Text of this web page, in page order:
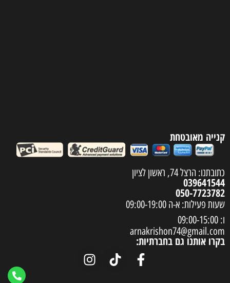
קנייה מאובטחת
כתובתנו: הרצל 74, ראשון לציון
039641544
050-7723782
שעות פעילות: א-ה 09:00-19:00
ו: 09:00-15:00
arnakrishon74@gmail.com
בקרו אותנו גם בחברתיות: